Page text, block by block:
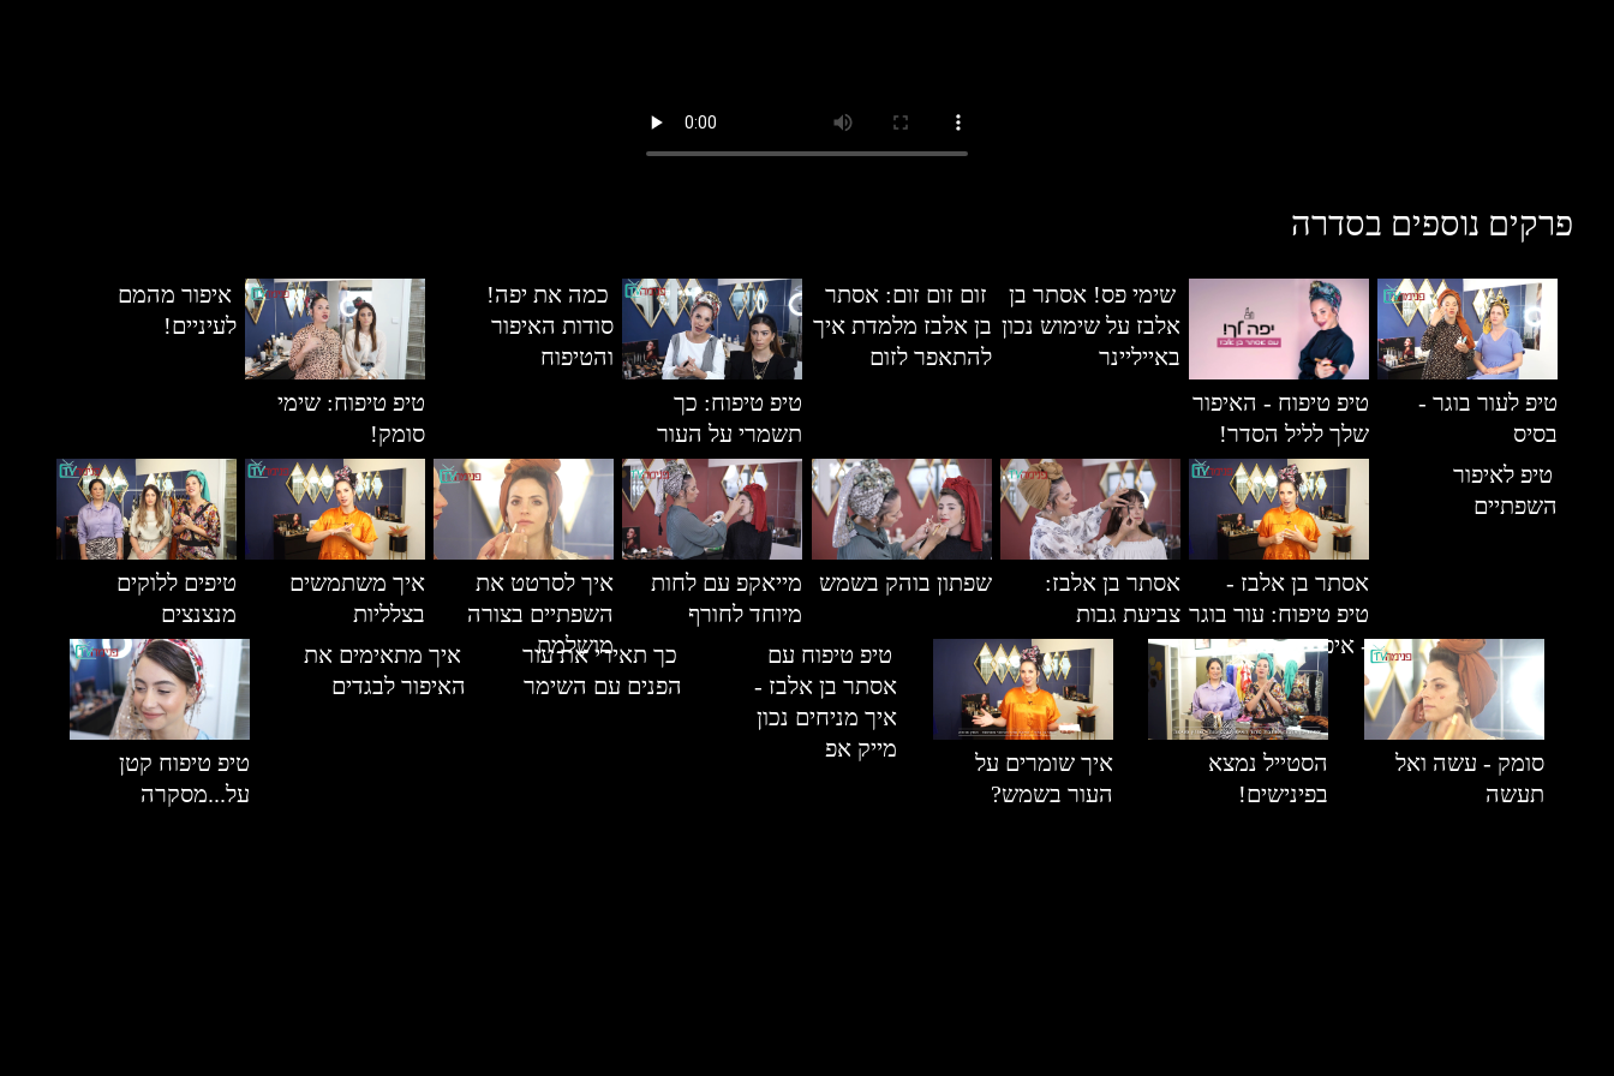
פרקים נוספים בסדרה
טיפ לעור בוגר -
בסיס
טיפ טיפוח - האיפור
שלך לליל הסדר!
שימי פס! אסתר בן
אלבז על שימוש נכון
באייליינר
זום זום זום: אסתר
בן אלבז מלמדת איך
להתאפר לזום
טיפ טיפוח: כך
תשמרי על העור
בריא וצעיר
כמה את יפה!
סודות האיפור
והטיפוח
טיפ טיפוח: שימי
סומק!
איפור מהמם
לעיניים!
טיפ לאיפור
השפתיים
אסתר בן אלבז -
טיפ טיפוח: עור בוגר
- איפור עיניים
אסתר בן אלבז:
צביעת גבות
שפתון בוהק בשמש
מייאקפ עם לחות
מיוחד לחורף
איך לסרטט את
השפתיים בצורה
מושלמת
איך משתמשים
בצלליות
טיפים ללוקים
מנצנצים
סומק - עשה ואל
תעשה
הסטייל נמצא
בפינישים!
איך שומרים על
העור בשמש?
טיפ טיפוח עם
אסתר בן אלבז -
איך מניחים נכון
מייק אפ
כך תאירי את עור
הפנים עם השימר
איך מתאימים את
האיפור לבגדים
טיפ טיפוח קטן
על...מסקרה